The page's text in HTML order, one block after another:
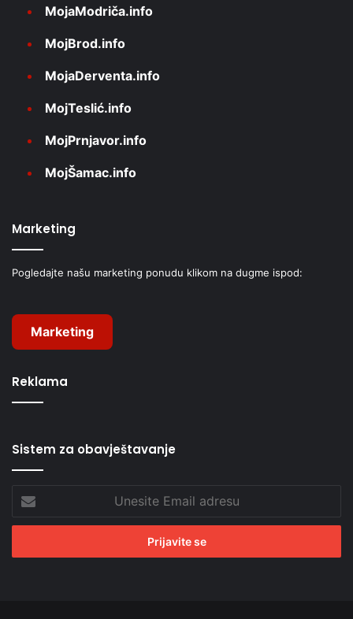
MojaModriča.info
MojBrod.info
MojaDerventa.info
MojTeslić.info
MojPrnjavor.info
MojŠamac.info
Marketing
Pogledajte našu marketing ponudu klikom na dugme ispod:
Marketing
Reklama
Sistem za obavještavanje
Email
adresu